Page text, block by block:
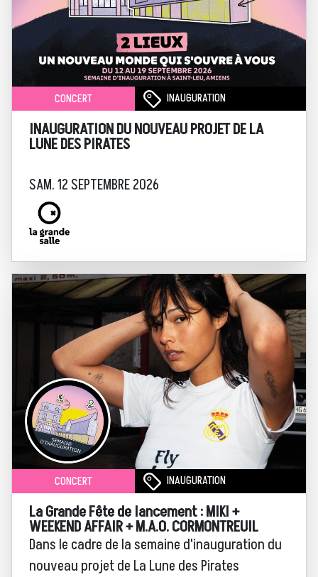
CONCERT INAUGURATION
INAUGURATION DU NOUVEAU PROJET DE LA
LUNE DES PIRATES
SAM. 12 SEPTEMBRE 2026
CONCERT INAUGURATION
La Grande Fête de lancement : MIKI +
WEEKEND AFFAIR + M.A.O. CORMONTREUIL
Dans le cadre de la semaine d'inauguration du
nouveau projet de La Lune des Pirates